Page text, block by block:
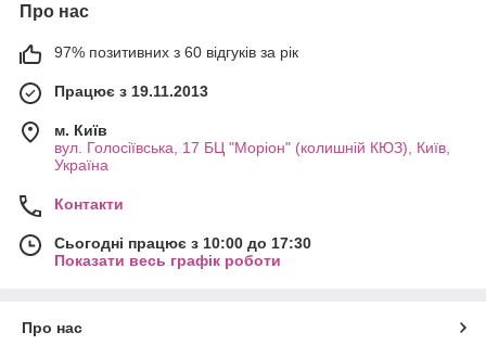
Про нас
97% позитивних з 60 відгуків за рік
Працює з 19.11.2013
м. Київ
вул. Голосіївська, 17 БЦ "Моріон" (колишній КЮЗ), Київ,
Україна
Контакти
Сьогодні працює з 10:00 до 17:30
Показати весь графік роботи
Про нас